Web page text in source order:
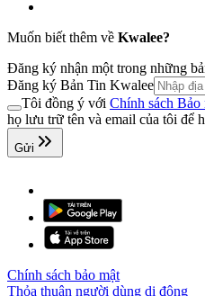
Muốn biết thêm về Kwalee?
Đăng ký nhận một trong những
Đăng ký Bản Tin Kwalee
Tôi đồng ý với Chính sách Bảo
họ lưu trữ tên và email của tôi để
Gửi
Chính sách bảo mật
Thỏa thuận người dùng di động